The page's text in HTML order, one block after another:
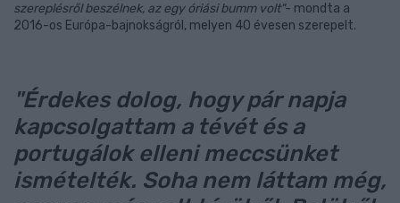
szereplésről beszélnek, az egy óriási bumm volt"- mondta a
2016-os Európa-bajnokságról, melyen 40 évesen szerepelt.
"Érdekes dolog, hogy pár napja
kapcsolgattam a tévét és a
portugálok elleni meccsünket
ismételték. Soha nem láttam még,